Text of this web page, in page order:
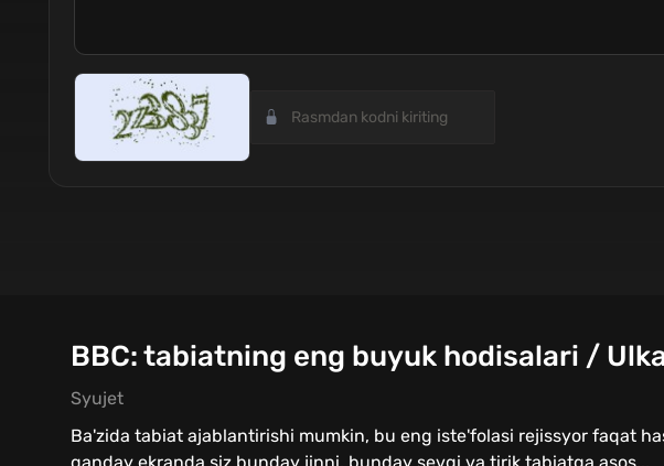
BBC: tabiatning eng buyuk hodisalari /
Syujet
Ba'zida tabiat ajablantirishi mumkin, bu eng iste'folasi rejissyor faqat
qanday ekranda siz bunday jinni, bunday sevgi va tirik tabiatga asos...